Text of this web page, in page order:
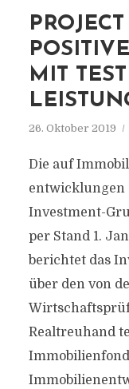
MIT
26. Oktober 2019
Die auf
entwicklungen
Investment-
per Stand 1.
berichtet das
über den von
Realtreuhand